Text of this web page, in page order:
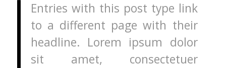
Entries with this post type link
to a different page with their
headline. Lorem ipsum dolor
sit amet, consectetuer